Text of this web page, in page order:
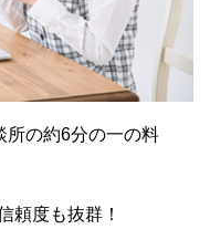
所の約6分の一の料
頼度も抜群！